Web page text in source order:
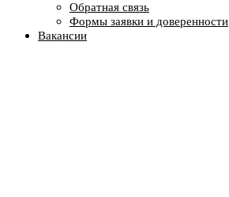
Обратная связь
Формы заявки и доверенности
Вакансии